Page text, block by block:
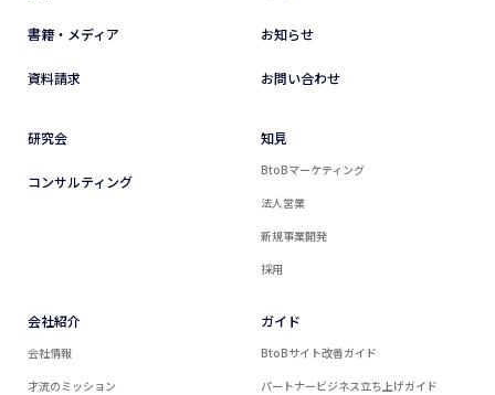
書籍・メディア お知らせ
資料請求 お問い合わせ
研究会
コンサルティング
知見
BtoBマーケティング
法人営業
新規事業開発
採用
会社紹介
会社情報
才流のミッション
ガイド
BtoBサイト改善ガイド
パートナービジネス立ち上げガイド